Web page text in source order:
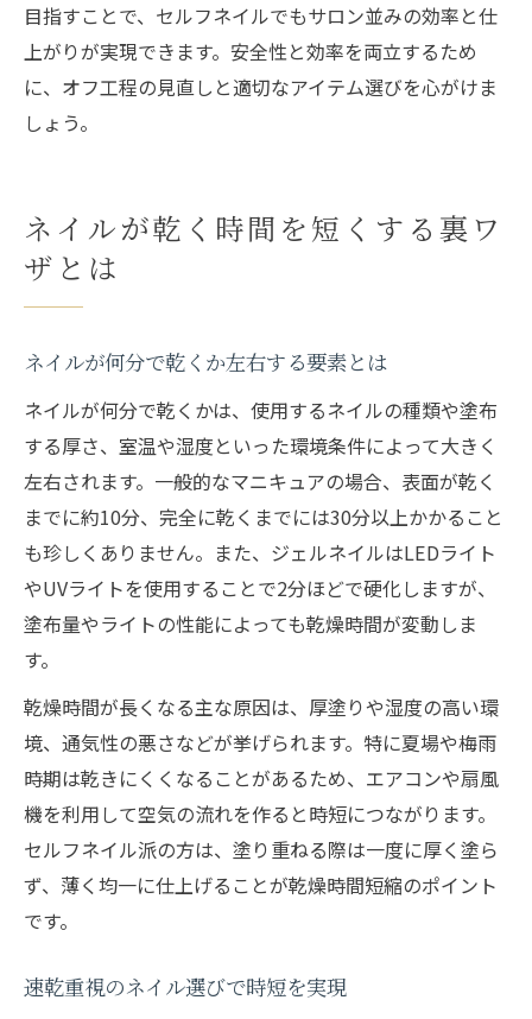
目指すことで、セルフネイルでもサロン並みの効率と仕
上がりが実現できます。安全性と効率を両立するため
に、オフ工程の見直しと適切なアイテム選びを心がけま
しょう。
ネイルが乾く時間を短くする裏ワ
ザとは
ネイルが何分で乾くか左右する要素とは
ネイルが何分で乾くかは、使用するネイルの種類や塗布
する厚さ、室温や湿度といった環境条件によって大きく
左右されます。一般的なマニキュアの場合、表面が乾く
までに約10分、完全に乾くまでには30分以上かかること
も珍しくありません。また、ジェルネイルはLEDライト
やUVライトを使用することで2分ほどで硬化しますが、
塗布量やライトの性能によっても乾燥時間が変動しま
す。
乾燥時間が長くなる主な原因は、厚塗りや湿度の高い環
境、通気性の悪さなどが挙げられます。特に夏場や梅雨
時期は乾きにくくなることがあるため、エアコンや扇風
機を利用して空気の流れを作ると時短につながります。
セルフネイル派の方は、塗り重ねる際は一度に厚く塗ら
ず、薄く均一に仕上げることが乾燥時間短縮のポイント
です。
速乾重視のネイル選びで時短を実現